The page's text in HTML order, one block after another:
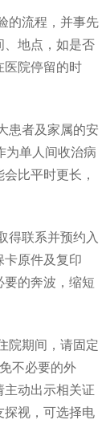
的流程，并事先
地点，如是否
医院停留的时
患者及家属的安
为单人间收治病
比平时更长，
得联系并预约入
原件及复印
的奔波，缩短
院期间，请固定
不必要的外
动出示相关证
视，可选择电